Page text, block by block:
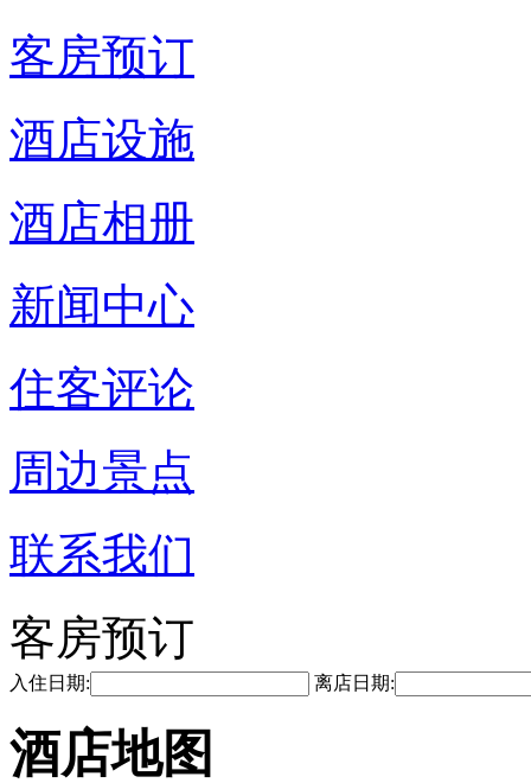
客房预订
酒店设施
酒店相册
新闻中心
住客评论
周边景点
联系我们
客房预订
入住日期: 离店日期:
酒店地图